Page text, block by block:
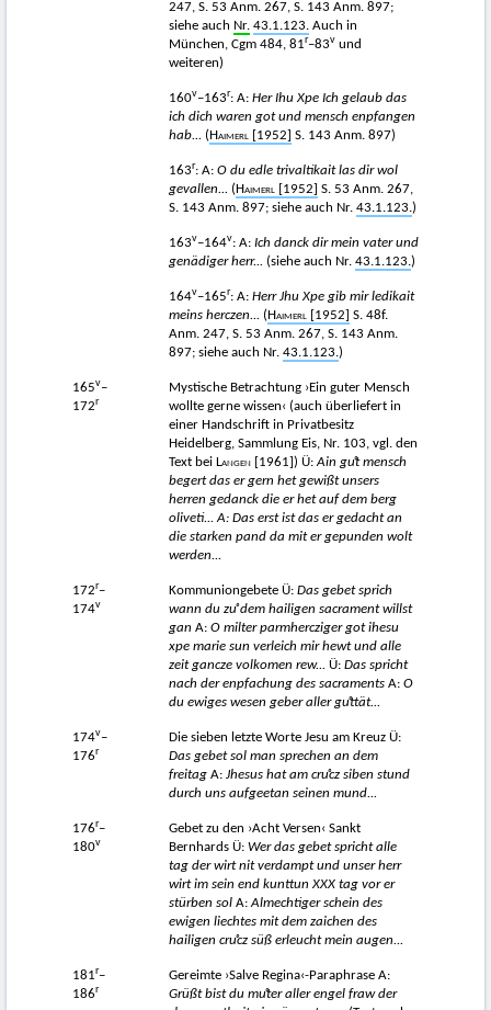
247, S. 53 Anm. 267, S. 143 Anm. 897;
siehe auch Nr. 43.1.123. Auch in
München, Cgm 484, 81r–83v und
weiteren)
160v–163r: A: Her Ihu Xpe Ich gelaub das
ich dich waren got und mensch enpfangen
hab... ( Haimerl [1952] S. 143 Anm. 897)
163r: A: O du edle trivaltikait las dir wol
gevallen... ( Haimerl [1952]
S. 53 Anm. 267,
S. 143 Anm. 897; siehe auch Nr. 43.1.123.)
163v–164v: A: Ich danck dir mein vater und
genädiger herr... (siehe auch Nr. 43.1.123.)
164v–165r: A: Herr Jhu Xpe gib mir ledikait
meins herczen... ( Haimerl [1952]
S. 48f.
Anm. 247, S. 53 Anm. 267, S. 143 Anm.
897; siehe auch Nr. 43.1.123.)
165v–
172r
Mystische Betrachtung ›Ein guter Mensch
wollte gerne wissen‹ (auch überliefert in
einer Handschrift in Privatbesitz
Heidelberg, Sammlung Eis, Nr. 103, vgl. den
Text bei Langen [1961]) Ü:Ain guͦt mensch
begert das er gern het gewißt unsers
herren gedanck die er het auf dem berg
oliveti... A: Das erst ist das er gedacht an
die starken pand da mit er gepunden wolt
werden...
172r–
174v
Kommuniongebete Ü: Das gebet sprich
wann du zuͦ dem hailigen sacrament willst
gan A: O milter parmhercziger got ihesu
xpe marie sun verleich mir hewt und alle
zeit gancze volkomen rew... Ü: Das spricht
nach der enpfachung des sacraments A: O
du ewiges wesen geber aller guͦttät...
174v–
176r
Die sieben letzte Worte Jesu am Kreuz Ü:
Das gebet sol man sprechen an dem
freitag A: Jhesus hat am cruͦcz siben stund
durch uns aufgeetan seinen mund...
176r–
180v
Gebet zu den ›Acht Versen‹ Sankt
Bernhards Ü: Wer das gebet spricht alle
tag der wirt nit verdampt und unser herr
wirt im sein end kunttun XXX tag vor er
stürben sol A:Almechtiger schein des
ewigen liechtes mit dem zaichen des
hailigen cruͦcz süß erleucht mein augen...
181r–
186r
Gereimte ›Salve Regina‹-Paraphrase A:
Grüßt bist du muͦter aller engel fraw der